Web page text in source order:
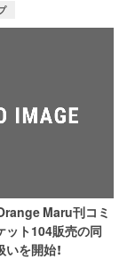
Maru刊コミ
ット104販売の同
を開始！